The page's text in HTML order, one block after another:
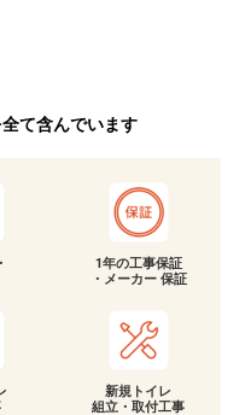
て含んでいます
1年の工事保証
・メーカー 保証
新規トイレ
組立・取付工事